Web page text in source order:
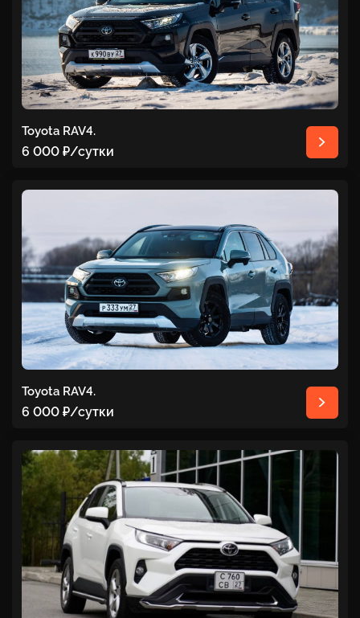
Toyota RAV4.
6 000 ₽/сутки
Toyota RAV4.
6 000 ₽/сутки